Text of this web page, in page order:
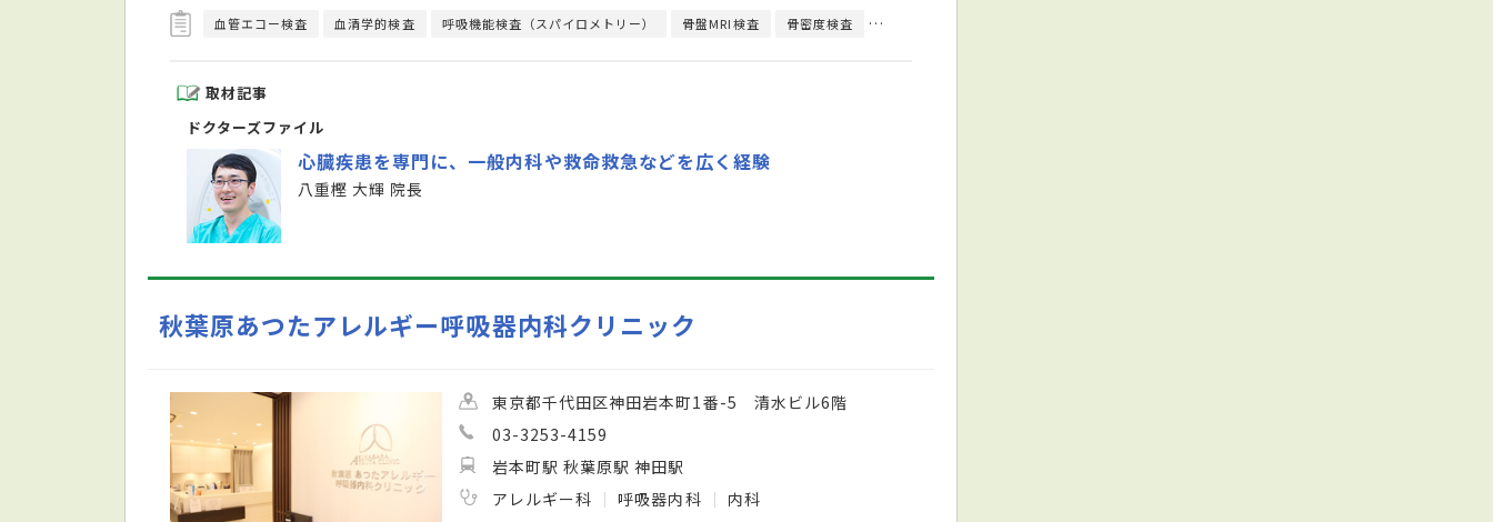
血管エコー検査 血清学的検査 呼吸機能検査（スパイロメトリー） 骨盤MRI検査 骨密度検査 骨量測定
取材記事
ドクターズファイル
心臓疾患を専門に、一般内科や救命救急などを広く経験
八重樫 大輝 院長
秋葉原あつたアレルギー呼吸器内科クリニック
東京都千代田区神田岩本町1番-5 清水ビル6階
03-3253-4159
岩本町駅 秋葉原駅 神田駅
アレルギー科
呼吸器内科 内科